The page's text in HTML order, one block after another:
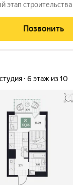
семь секций
двор,
панорамные
Позвонить
6 этаж из 10